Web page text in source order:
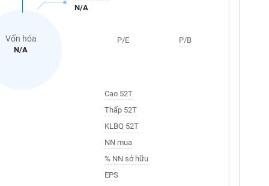
Vốn hóa
N/A
N/A
P/E P/B
Cao 52T
Thấp 52T
KLBQ 52T
NN mua
% NN sở hữu
EPS